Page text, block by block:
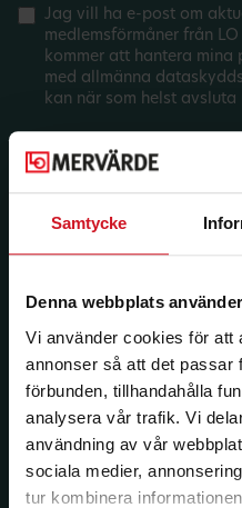
Samtycke
Denna webbplats
Vi använder cookies för att
annonser så att det passar
förbunden, tillhandahålla
analysera vår trafik. Vi
användning av vår
sociala medier,
tur kombinera
Jag vill ha e-post om
medlemsförmåner från
kommer att hantera mina
med allmänna
kan när som helst avsluta